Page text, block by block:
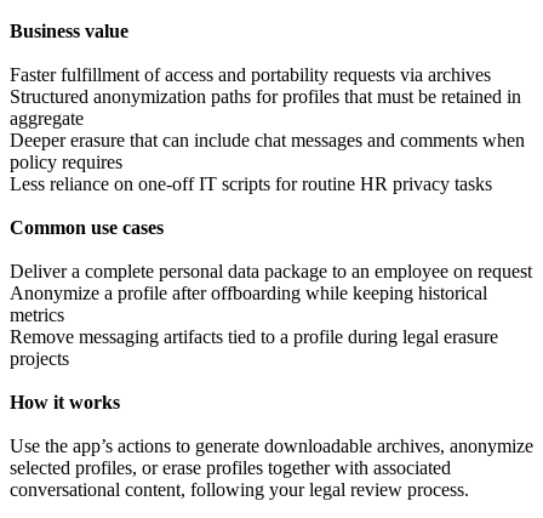
Business value
Faster fulfillment of access and portability requests via archives
Structured anonymization paths for profiles that must be retained in
aggregate
Deeper erasure that can include chat messages and comments when
policy requires
Less reliance on one-off IT scripts for routine HR privacy tasks
Common use cases
Deliver a complete personal data package to an employee on request
Anonymize a profile after offboarding while keeping historical
metrics
Remove messaging artifacts tied to a profile during legal erasure
projects
How it works
Use the app’s actions to generate downloadable archives, anonymize
selected profiles, or erase profiles together with associated
conversational content, following your legal review process.